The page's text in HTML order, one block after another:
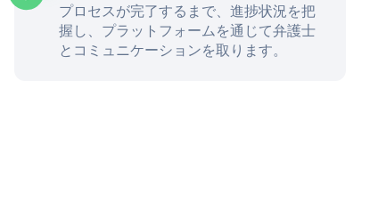
プロセスが完了するまで、進捗状況を把
握し、プラットフォームを通じて弁護士
とコミュニケーションを取ります。